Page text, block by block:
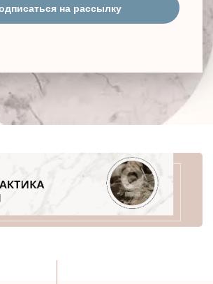
на рассылку